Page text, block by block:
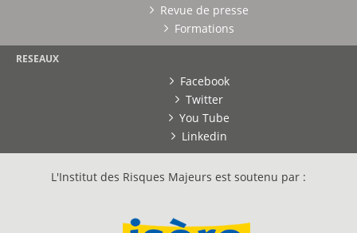
Revue de presse
Formations
RESEAUX
Facebook
Twitter
You Tube
Linkedin
L'Institut des Risques Majeurs est soutenu par :